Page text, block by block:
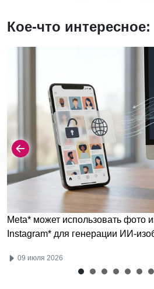
Кое-что интересное:
Meta* может использовать фото
Instagram* для генерации ИИ-
09 июля 2026